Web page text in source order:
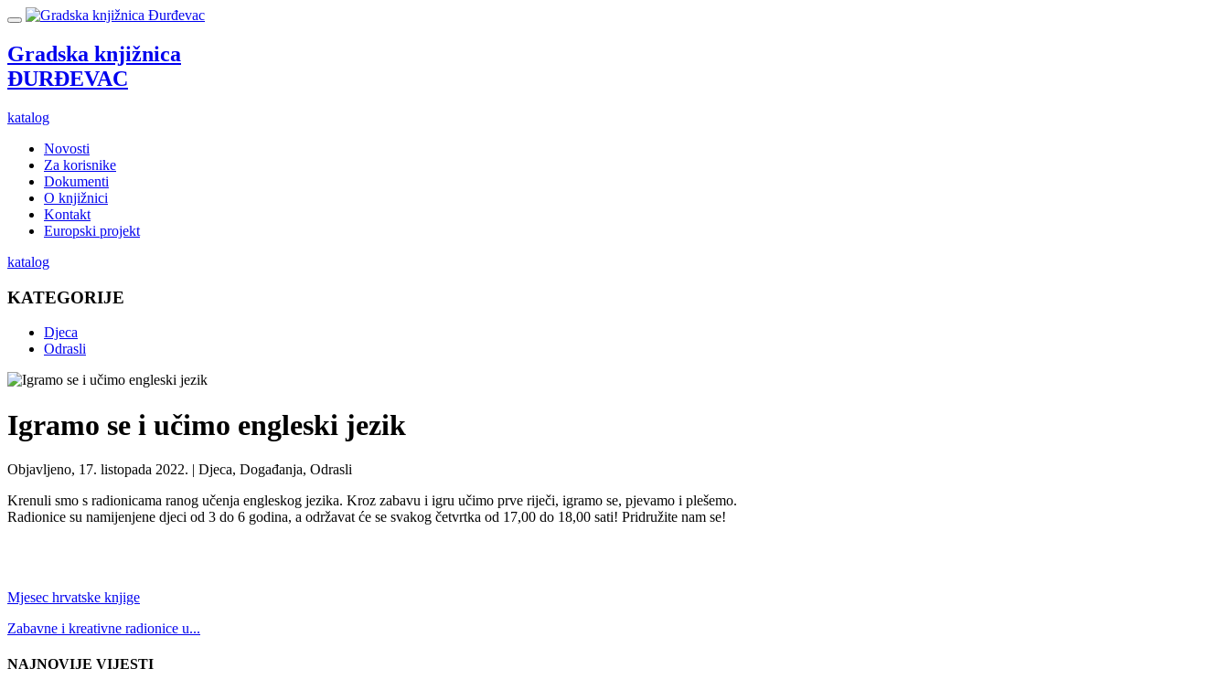
Gradska knjižnica
ĐURĐEVAC
katalog
Novosti
Za korisnike
Dokumenti
O knjižnici
Kontakt
Europski projekt
katalog
KATEGORIJE
Djeca
Odrasli
Igramo se i učimo engleski jezik
Objavljeno, 17. listopada 2022. | Djeca, Događanja, Odrasli
Krenuli smo s radionicama ranog učenja engleskog jezika. Kroz zabavu i igru učimo prve riječi, igramo se, pjevamo i plešemo.
Radionice su namijenjene djeci od 3 do 6 godina, a održavat će se svakog četvrtka od 17,00 do 18,00 sati! Pridružite nam se!
Mjesec hrvatske knjige
Zabavne i kreativne radionice u...
NAJNOVIJE VIJESTI